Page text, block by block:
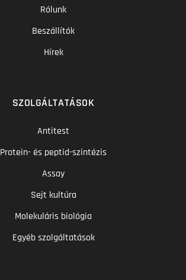
Rólunk
Beszállítók
Hírek
SZOLGÁLTATÁSOK
Antitest
Protein- és peptid-szintézis
Assay
Sejt kultúra
Molekuláris biológia
Egyéb szolgáltatások